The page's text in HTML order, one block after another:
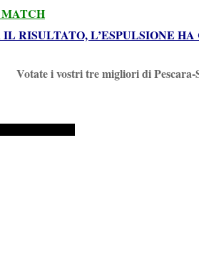
RISULTATO, L’ESPULSIONE
Votate i vostri tre migliori di Pescara-